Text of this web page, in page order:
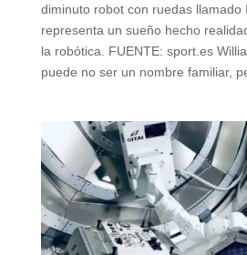
diminuto robot con ruedas llamado
representa un sueño hecho
la robótica. FUENTE: sport.es
puede no ser un nombre familiar,